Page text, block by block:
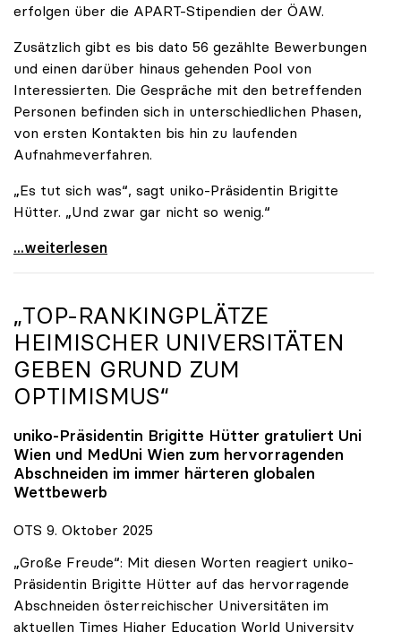
erfolgen über die APART-Stipendien der ÖAW.
Zusätzlich gibt es bis dato 56 gezählte Bewerbungen
und einen darüber hinaus gehenden Pool von
Interessierten. Die Gespräche mit den betreffenden
Personen befinden sich in unterschiedlichen Phasen,
von ersten Kontakten bis hin zu laufenden
Aufnahmeverfahren.
„Es tut sich was“, sagt uniko-Präsidentin Brigitte
Hütter. „Und zwar gar nicht so wenig.“
Reges Interesse von US-Forscher:innen an
...weiterlesen
„TOP-RANKINGPLÄTZE
HEIMISCHER UNIVERSITÄTEN
GEBEN GRUND ZUM
OPTIMISMUS“
uniko-Präsidentin Brigitte Hütter gratuliert Uni
Wien und MedUni Wien zum hervorragenden
Abschneiden im immer härteren globalen
Wettbewerb
OTS 9. Oktober 2025
„Große Freude“: Mit diesen Worten reagiert uniko-
Präsidentin Brigitte Hütter auf das hervorragende
Abschneiden österreichischer Universitäten im
aktuellen Times Higher Education World University